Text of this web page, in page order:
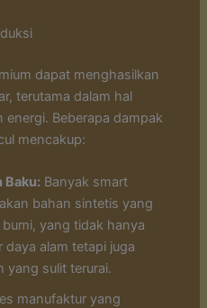
dapat menghasilkan
terutama dalam hal
Beberapa dampak
mencakup:
Baku: Banyak smart
bahan sintetis yang
yang tidak hanya
daya alam tetapi juga
yang sulit terurai.
manufaktur yang